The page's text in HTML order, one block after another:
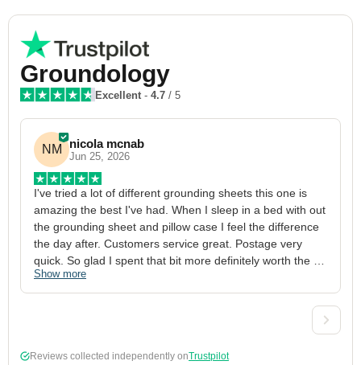
Groundology
Excellent - 4.7 / 5
NM nicola mcnab
Jun 25, 2026
I've tried a lot of different grounding sheets this one is
amazing the best I've had. When I sleep in a bed with out
the grounding sheet and pillow case I feel the difference
the day after. Customers service great. Postage very
quick. So glad I spent that bit more definitely worth the
money xx
Show more
Reviews collected independently onTrustpilot